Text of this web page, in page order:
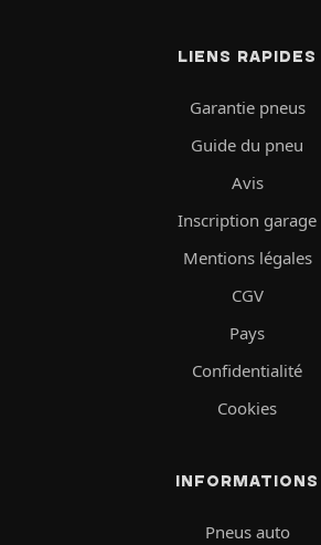
LIENS RAPIDES
Garantie pneus
Guide du pneu
Avis
Inscription garage
Mentions légales
CGV
Pays
Confidentialité
Cookies
INFORMATIONS
Pneus auto